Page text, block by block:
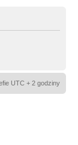
UTC + 2 godziny